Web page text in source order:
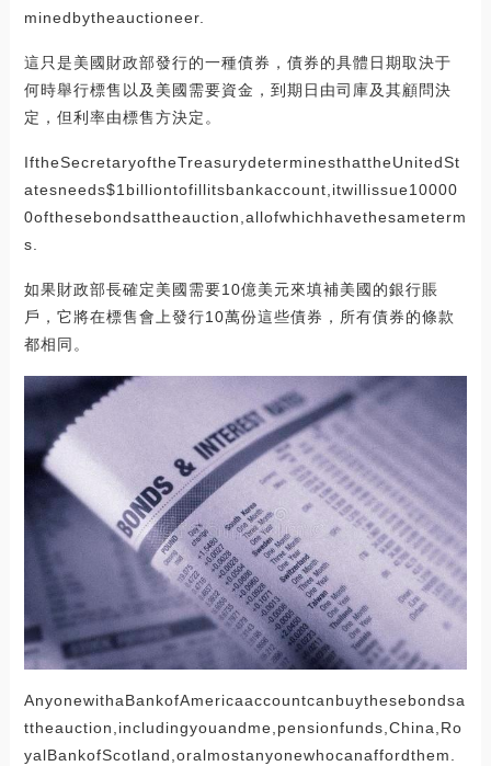
minedbytheauctioneer.
這只是美國財政部發行的一種債券，債券的具體日期取決于
何時舉行標售以及美國需要資金，到期日由司庫及其顧問決
定，但利率由標售方決定。
IftheSecretaryoftheTreasurydeterminesthattheUnitedSt
atesneeds$1billiontofillitsbankaccount,itwillissue10000
0ofthesebondsattheauction,allofwhichhavethesameterm
s.
如果財政部長確定美國需要10億美元來填補美國的銀行賬
戶，它將在標售會上發行10萬份這些債券，所有債券的條款
都相同。
AnyonewithaBankofAmericaaccountcanbuythesebondsa
ttheauction,includingyouandme,pensionfunds,China,Ro
yalBankofScotland,oralmostanyonewhocanaffordthem.